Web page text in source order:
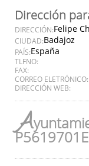
Dirección
DIRECCIÓN:Felipe
CIUDAD:Badajoz
PAÍS:España
TLFNO:
FAX:
CORREO ELETRÓNICO:
DIRECCIÓN WEB:
A